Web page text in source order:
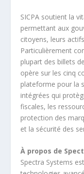
SICPA soutient la
permettant aux
citoyens, leurs
Particulièrement
plupart des billets
opère sur les cinq
plateforme pour la
intégrées qui
fiscales, les
protection des
et la sécurité des
À propos de
Spectra Systems